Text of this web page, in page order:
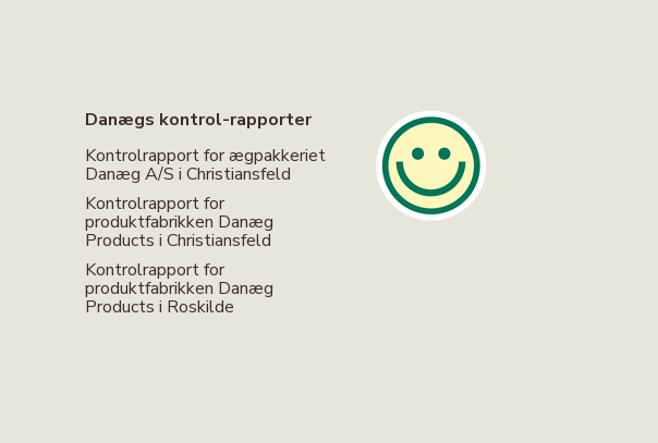
Danægs kontrol-rapporter
Kontrolrapport for ægpakkeriet
Danæg A/S i Christiansfeld
Kontrolrapport for
produktfabrikken Danæg
Products i Christiansfeld
Kontrolrapport for
produktfabrikken Danæg
Products i Roskilde